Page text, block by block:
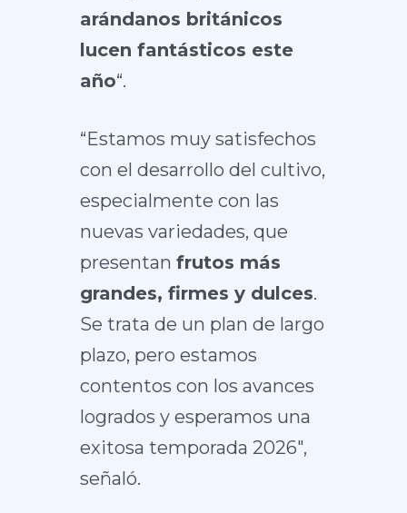
arándanos británicos
lucen fantásticos este
año“.
“Estamos muy satisfechos
con el desarrollo del cultivo,
especialmente con las
nuevas variedades, que
presentan frutos más
grandes, firmes y dulces.
Se trata de un plan de largo
plazo, pero estamos
contentos con los avances
logrados y esperamos una
exitosa temporada 2026″,
señaló.